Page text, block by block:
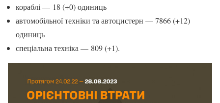
кораблі — 18 (+0) одиниць
автомобільної техніки та автоцистерн — 7866 (+12)
одиниць
спеціальна техніка — 809 (+1).